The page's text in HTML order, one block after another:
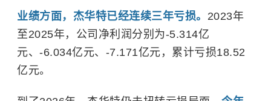
业绩方面，杰华特已经连续三年亏损。 2023年
至2025年，公司净利润分别为-5.314亿
元、-6.034亿元、-7.171亿元，累计亏损18.52
亿元。